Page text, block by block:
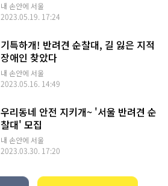
내 손안에 서울
2023.05.19. 17:24
기특하개! 반려견 순찰대, 길 잃은 지적
장애인 찾았다
내 손안에 서울
2023.05.16. 14:49
우리동네 안전 지키개~ '서울 반려견 순
찰대' 모집
내 손안에 서울
2023.03.30. 17:20